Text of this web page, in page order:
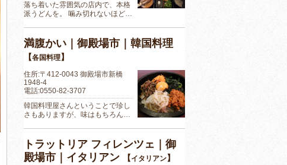
落ち着いた雰囲気の店内で、本格
派うどんを。 噛み切れないほど…
満腹かい｜御殿場市｜韓国料理
【各国料理】
住所:〒412-0043 御殿場市新橋
1948-4
電話:0550-82-3707
韓国料理屋さんということで珍し
さもありますが、味はもちろん…
トラットリア フィレンツェ｜御
殿場市｜イタリアン
【イタリアン】